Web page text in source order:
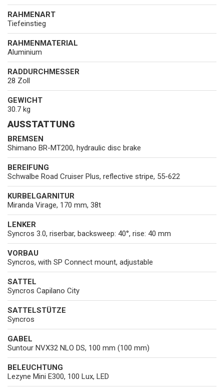
RAHMENART
Tiefeinstieg
RAHMENMATERIAL
Aluminium
RADDURCHMESSER
28 Zoll
GEWICHT
30.7 kg
AUSSTATTUNG
BREMSEN
Shimano BR-MT200, hydraulic disc brake
BEREIFUNG
Schwalbe Road Cruiser Plus, reflective stripe, 55-622
KURBELGARNITUR
Miranda Virage, 170 mm, 38t
LENKER
Syncros 3.0, riserbar, backsweep: 40°, rise: 40 mm
VORBAU
Syncros, with SP Connect mount, adjustable
SATTEL
Syncros Capilano City
SATTELSTÜTZE
Syncros
GABEL
Suntour NVX32 NLO DS, 100 mm (100 mm)
BELEUCHTUNG
Lezyne Mini E300, 100 Lux, LED